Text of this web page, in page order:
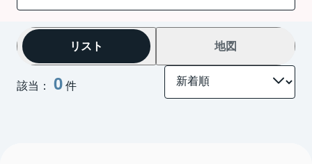
該当： 0件
リスト 地図